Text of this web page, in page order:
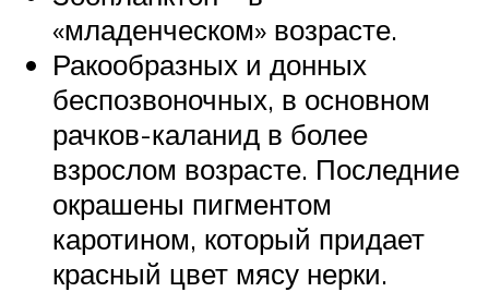
«младенческом» возрасте.
Ракообразных и донных
беспозвоночных, в основном
рачков-каланид в более
взрослом возрасте. Последние
окрашены пигментом
каротином, который придает
красный цвет мясу нерки.